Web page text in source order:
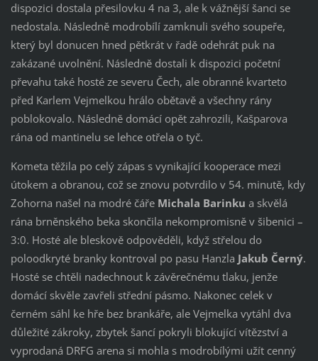
dispozici dostala přesilovku 4 na 3, ale k vážnější šanci se
nedostala. Následně modrobílí zamknuli svého soupeře,
který byl donucen hned pětkrát v řadě odehrát puk na
zakázané uvolnění. Následně dostali k dispozici početní
převahu také hosté ze severu Čech, ale obranné kvarteto
před Karlem Vejmelkou hrálo obětavě a všechny rány
poblokovalo. Následně domácí opět zahrozili, Kašparova
rána od mantinelu se lehce otřela o tyč.
Kometa těžila po celý zápas s vynikající kooperace mezi
útokem a obranou, což se znovu potvrdilo v 54. minutě, kdy
Zohorna našel na modré čáře Michala Barinku a skvělá
rána brněnského beka skončila nekompromisně v šibenici –
3:0. Hosté ale bleskově odpověděli, když střelou do
poloodkryté branky kontroval po pasu Hanzla Jakub Černý.
Hosté se chtěli nadechnout k závěrečnému tlaku, jenže
domácí skvěle zavřeli střední pásmo. Nakonec celek v
černém sáhl ke hře bez brankáře, ale Vejmelka vytáhl dva
důležité zákroky, zbytek šancí pokryli blokující vítězství a
vyprodaná DRFG arena si mohla s modrobílými užít cenný